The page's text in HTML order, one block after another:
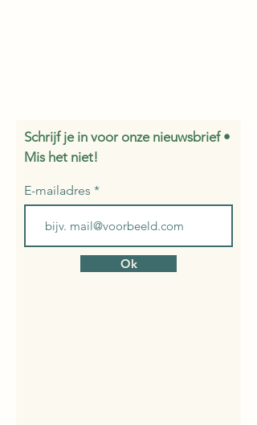
Schrijf je in voor onze nieuwsbrief •
Mis het niet!
E-mailadres